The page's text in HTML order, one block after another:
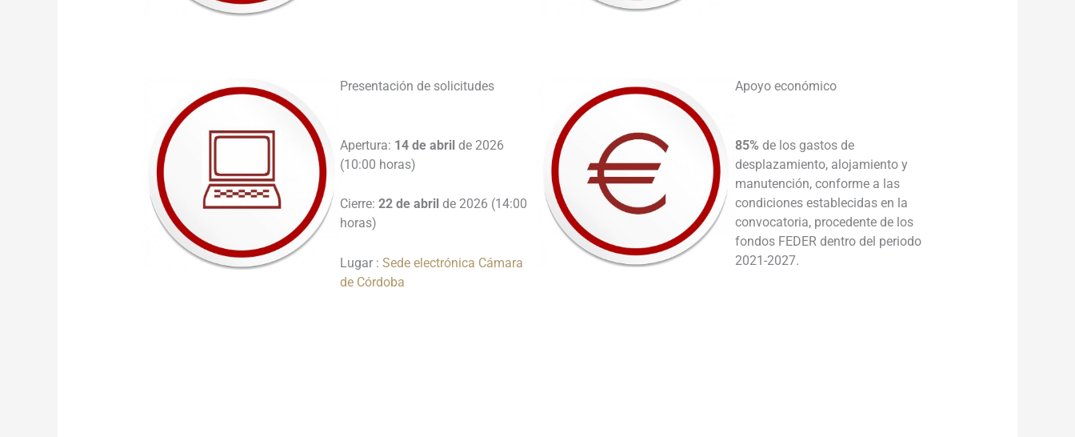
Presentación de solicitudes
Apertura: 14 de abril de 2026
(10:00 horas)
Cierre:22 de abril de 2026 (14:00
horas)
Lugar :Sede electrónica Cámara
de Córdoba
Apoyo económico
85% de los gastos de
desplazamiento, alojamiento y
manutención, conforme a las
condiciones establecidas en la
convocatoria, procedente de los
fondos FEDER dentro del periodo
2021-2027.